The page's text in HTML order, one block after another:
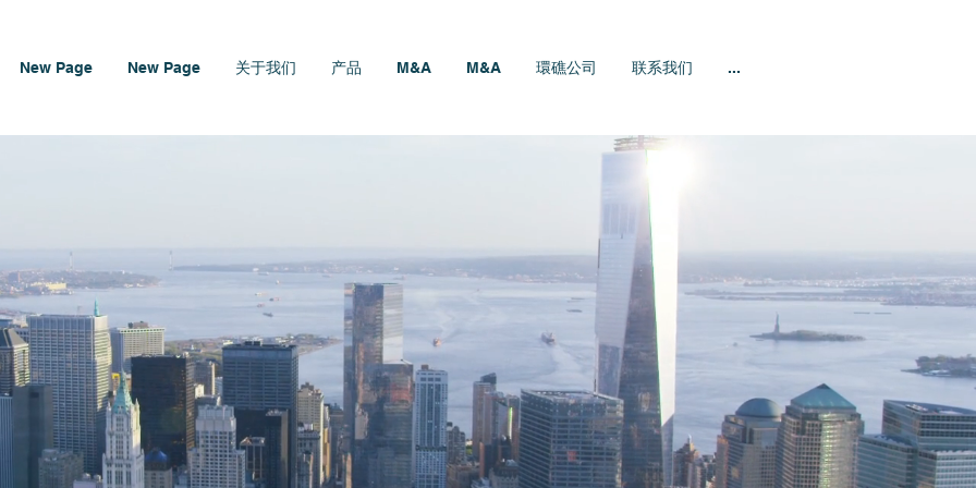
New Page New Page 关于我们 产品 M&A M&A 環礁公司 联系我们 ...